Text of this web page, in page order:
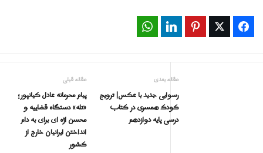
Facebook
Twitter
Pinterest
LinkedIn
مقاله قبلی
پیام محرمانه عادل کیانپور؛
«تله» دستگاه قضاییه و
محسن اژه ای برای به دام
انداختن ایرانیان خارج از
کشور
مقاله بعدی
رسوایی جدید با عکس| ترویج
کودک همسری در کتاب
درسی پایه دوازدهم